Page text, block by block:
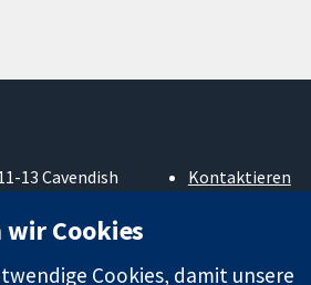
13 Cavendish
Kontaktieren
Über uns
Cookies
Cookies, damit unsere